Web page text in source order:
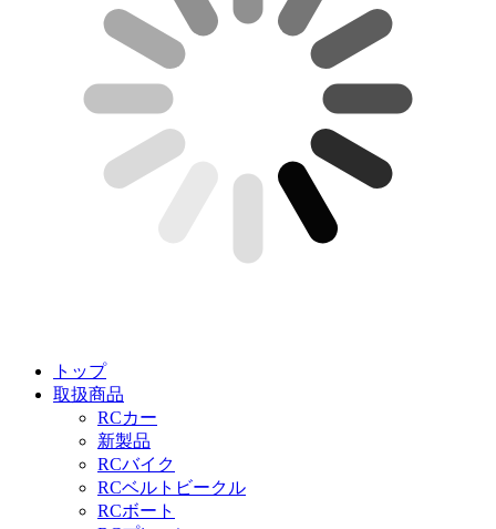
トップ
取扱商品
RCカー
新製品
RCバイク
RCベルトビークル
RCボート